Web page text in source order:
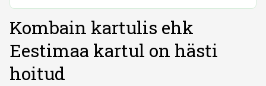
Kombain kartulis ehk
Eestimaa kartul on hästi
hoitud